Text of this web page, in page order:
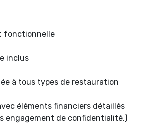
fonctionnelle
inclus
à tous types de restauration
éléments financiers détaillés
engagement de confidentialité.)